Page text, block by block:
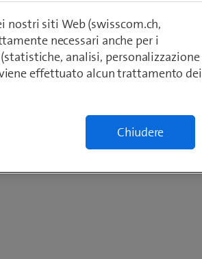
siti Web (swisscom.ch,
necessari anche per i
analisi, personalizzazione
effettuato alcun trattamento dei
Chiudere